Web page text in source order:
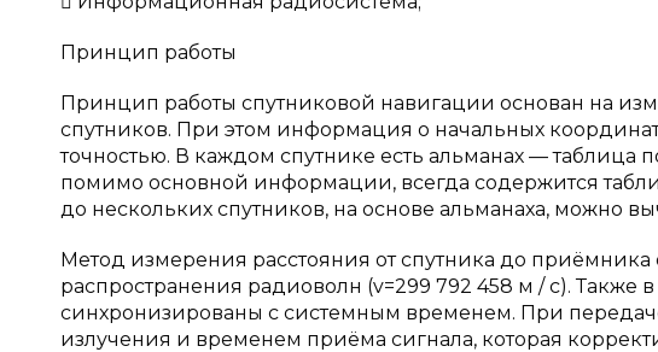
Принцип работы
Принцип работы спутниковой навигации основан на
спутников. При этом информация о начальных
точностью. В каждом спутнике есть альманах — таблица
помимо основной информации, всегда содержится
до нескольких спутников, на основе альманаха, можно
Метод измерения расстояния от спутника до приёмника
распространения радиоволн (v=299 792 458 м / с). Также
синхронизированы с системным временем. При
излучения и временем приёма сигнала, которая